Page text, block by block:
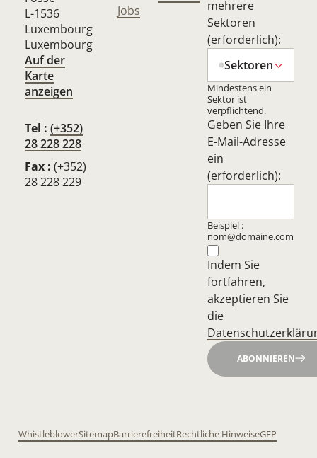
L-1536
Luxembourg
Luxembourg
Auf der
Karte
anzeigen
Tel : (+352)
28 228 228
Fax : (+352)
28 228 229
Jobs
mehrere
Sektoren
(erforderlich):
Sektoren
Mindestens ein
Sektor ist
verpflichtend.
Geben Sie Ihre
E-Mail-Adresse
ein
(erforderlich):
Beispiel :
nom@domaine.com
Indem Sie
fortfahren,
akzeptieren Sie
die
ABONNIEREN
WhistleblowerSitemapBarrierefreiheitRechtliche HinweiseGEP